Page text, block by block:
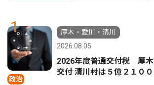
1
政治
厚木・愛川・清川
2026.08.05
2026年度普通交付税 厚
交付 清川村は５億２１０